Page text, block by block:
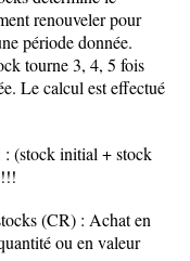
renouveler pour
période donnée.
tourne 3, 4, 5 fois
Le calcul est effectué
: (stock initial + stock
(CR) : Achat en
ou en valeur